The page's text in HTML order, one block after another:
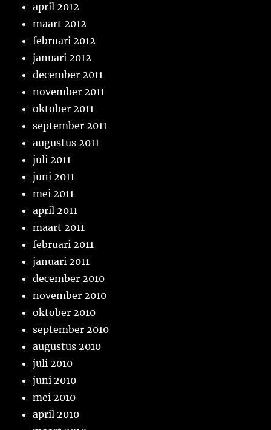
april 2012
maart 2012
februari 2012
januari 2012
december 2011
november 2011
oktober 2011
september 2011
augustus 2011
juli 2011
juni 2011
mei 2011
april 2011
maart 2011
februari 2011
januari 2011
december 2010
november 2010
oktober 2010
september 2010
augustus 2010
juli 2010
juni 2010
mei 2010
april 2010